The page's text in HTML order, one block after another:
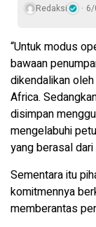
Redaksi
“Untuk modus
bawaan
dikendalikan
Africa.
disimpan
mengelabuhi
yang berasal dari
Sementara itu
komitmennya
memberantas